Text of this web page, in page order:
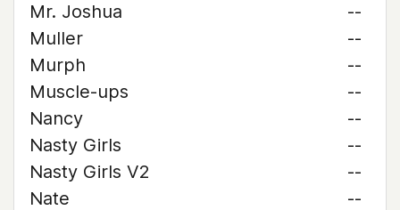
Mr. Joshua
--
Muller
--
Murph
--
Muscle-ups
--
Nancy
--
Nasty Girls
--
Nasty Girls V2
--
Nate
--